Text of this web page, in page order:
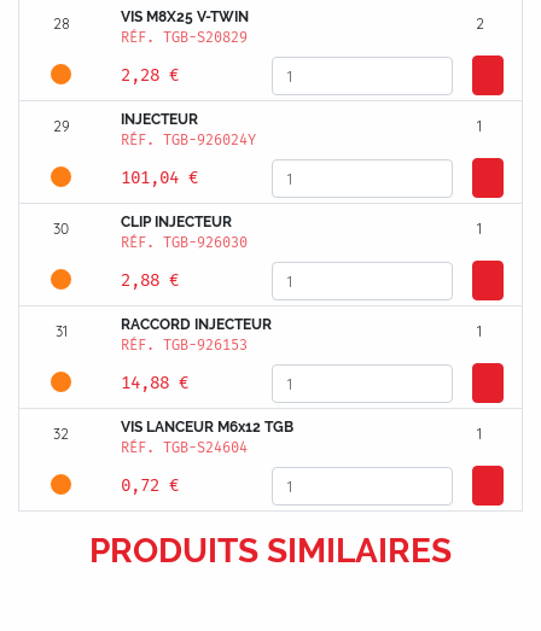
28
VIS M8X25 V-TWIN
RÉF.
TGB-S20829
2
2,28 €
29
INJECTEUR
RÉF.
TGB-926024Y
1
101,04 €
30
CLIP INJECTEUR
RÉF.
TGB-926030
1
2,88 €
31
RACCORD INJECTEUR
RÉF.
TGB-926153
1
14,88 €
32
VIS LANCEUR M6x12 TGB
RÉF.
TGB-S24604
1
0,72 €
PRODUITS SIMILAIRES